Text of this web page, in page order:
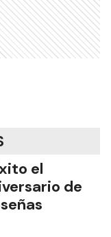
el
de